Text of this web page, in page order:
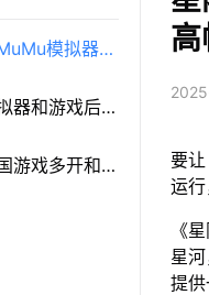
模拟器和
器和游戏后
进行设置：
游戏多开和
要
运
《
星
提供